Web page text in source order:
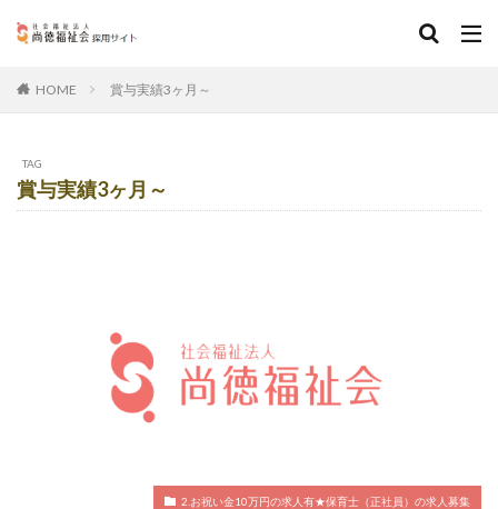
HOME 賞与実績3ヶ月～
TAG
賞与実績3ヶ月～
2.お祝い金10万円の求人有★保育士（正社員）の求人募集